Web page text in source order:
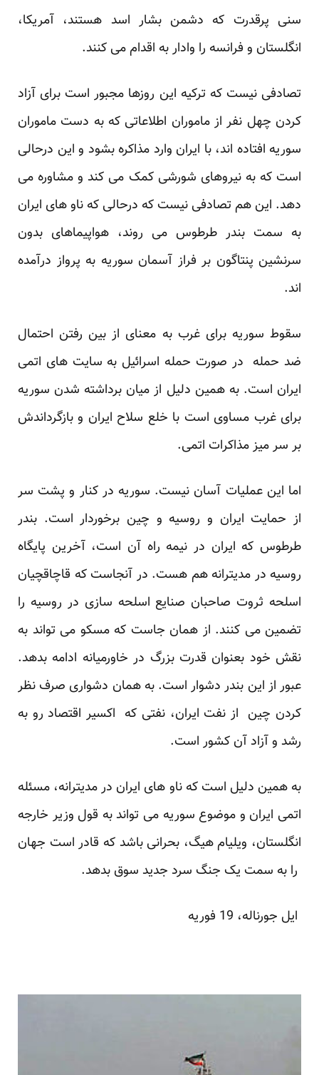
سنی پرقدرت که دشمن بشار اسد هستند، آمریکا،
انگلستان و فرانسه را وادار به اقدام می کنند.
تصادفی نیست که ترکیه این روزها مجبور است برای آزاد
کردن چهل نفر از ماموران اطلاعاتی که به دست ماموران
سوریه افتاده اند، با ایران وارد مذاکره بشود و این درحالی
است که به نیروهای شورشی کمک می کند و مشاوره می
دهد. این هم تصادفی نیست که درحالی که ناو های ایران
به سمت بندر طرطوس می روند، هواپیماهای بدون
سرنشین پنتاگون بر فراز آسمان سوریه به پرواز درآمده
اند.
سقوط سوریه برای غرب به معنای از بین رفتن احتمال
ضد حمله در صورت حمله اسرائیل به سایت های اتمی
ایران است. به همین دلیل از میان برداشته شدن سوریه
برای غرب مساوی است با خلع سلاح ایران و بازگرداندش
بر سر میز مذاکرات اتمی.
اما این عملیات آسان نیست. سوریه در کنار و پشت سر
از حمایت ایران و روسیه و چین برخوردار است. بندر
طرطوس که ایران در نیمه راه آن است، آخرین پایگاه
روسیه در مدیترانه هم هست. در آنجاست که قاچاقچیان
اسلحه ثروت صاحبان صنایع اسلحه سازی در روسیه را
تضمین می کنند. از همان جاست که مسکو می تواند به
نقش خود بعنوان قدرت بزرگ در خاورمیانه ادامه بدهد.
عبور از این بندر دشوار است. به همان دشواری صرف نظر
کردن چین از نفت ایران، نفتی که اکسیر اقتصاد رو به
رشد و آزاد آن کشور است.
به همین دلیل است که ناو های ایران در مدیترانه، مسئله
اتمی ایران و موضوع سوریه می تواند به قول وزیر خارجه
انگلستان، ویلیام هیگ، بحرانی باشد که قادر است جهان
را به سمت یک جنگ سرد جدید سوق بدهد.
ایل جورناله، 19 فوریه